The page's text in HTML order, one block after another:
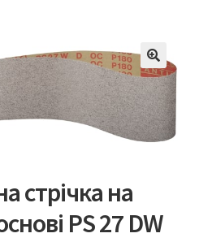
стрічка на
PS 27 DW